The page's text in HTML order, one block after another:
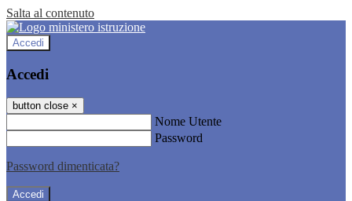
Salta al contenuto
Accedi
Accedi
button close ×
Nome Utente
Password
Password dimenticata?